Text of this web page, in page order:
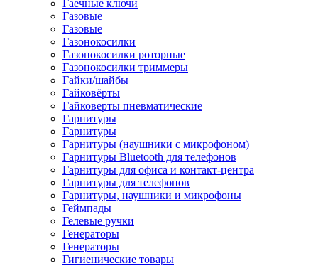
Гаечные ключи
Газовые
Газовые
Газонокосилки
Газонокосилки роторные
Газонокосилки триммеры
Гайки/шайбы
Гайковёрты
Гайковерты пневматические
Гарнитуры
Гарнитуры
Гарнитуры (наушники с микрофоном)
Гарнитуры Bluetooth для телефонов
Гарнитуры для офиса и контакт-центра
Гарнитуры для телефонов
Гарнитуры, наушники и микрофоны
Геймпады
Гелевые ручки
Генераторы
Генераторы
Гигиенические товары